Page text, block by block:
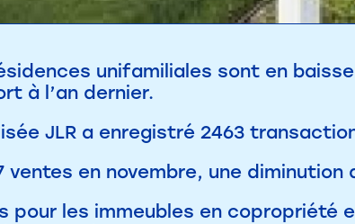
unifamiliales sont en
à l’an dernier.
JLR a enregistré 2463
ventes en novembre, une diminution
pour les immeubles en copropriété